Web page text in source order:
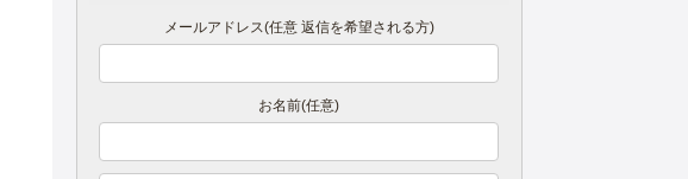
メールアドレス(任意 返信を希望される方)
お名前(任意)